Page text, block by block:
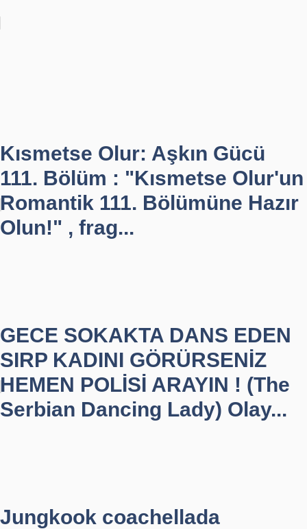
Kısmetse Olur: Aşkın Gücü
111. Bölüm : "Kısmetse Olur'un
Romantik 111. Bölümüne Hazır
Olun!" , frag...
GECE SOKAKTA DANS EDEN
SIRP KADINI GÖRÜRSENİZ
HEMEN POLİSİ ARAYIN ! (The
Serbian Dancing Lady) Olay...
Jungkook coachellada